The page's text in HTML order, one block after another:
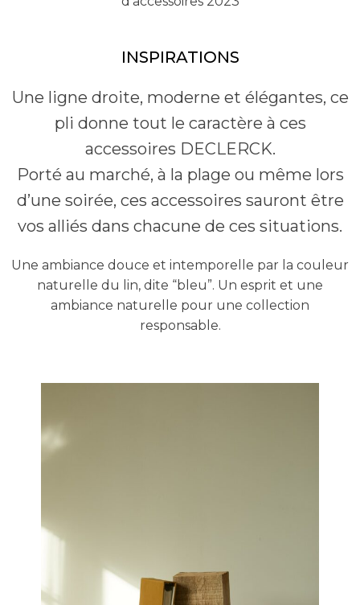
INSPIRATIONS
Une ligne droite, moderne et élégantes, ce
pli donne tout le caractère à ces
accessoires DECLERCK.
Porté au marché, à la plage ou même lors
d’une soirée, ces accessoires sauront être
vos alliés dans chacune de ces situations.
Une ambiance douce et intemporelle par la couleur
naturelle du lin, dite “bleu”. Un esprit et une
ambiance naturelle pour une collection
responsable.